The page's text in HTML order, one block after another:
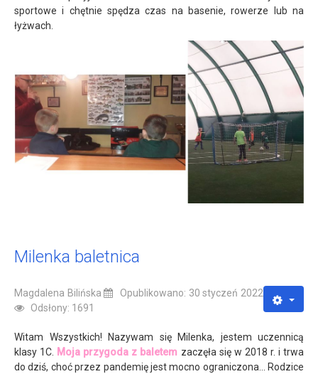
sportowe i chętnie spędza czas na basenie, rowerze lub na
łyżwach.
Milenka baletnica
Magdalena Bilińska
Opublikowano: 30 styczeń 2022
Odsłony: 1691
Witam Wszystkich! Nazywam się Milenka, jestem uczennicą
klasy 1C. Moja przygoda z baletem zaczęła się w 2018 r. i trwa
do dziś, choć przez pandemię jest mocno ograniczona... Rodzice